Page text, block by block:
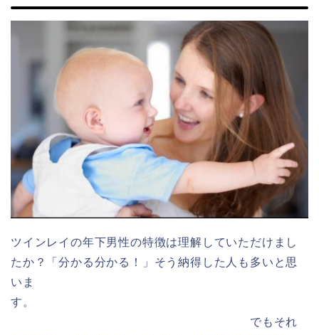
ツインレイの年下男性の特徴は理解していただけまし
たか？「分かる分かる！」そう納得した人も多いと思
いま
す。
でもそれ